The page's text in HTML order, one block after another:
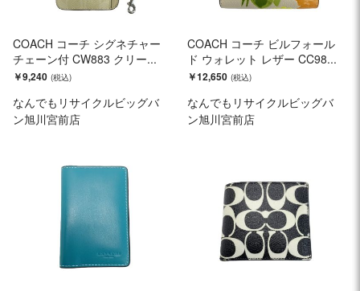
COACH コーチ シグネチャー
チェーン付 CW883 クリー...
￥9,240
なんでもリサイクルビッグバ
ン旭川宮前店
COACH コーチ ビルフォール
ド ウォレット レザー CC98...
￥12,650
なんでもリサイクルビッグバ
ン旭川宮前店